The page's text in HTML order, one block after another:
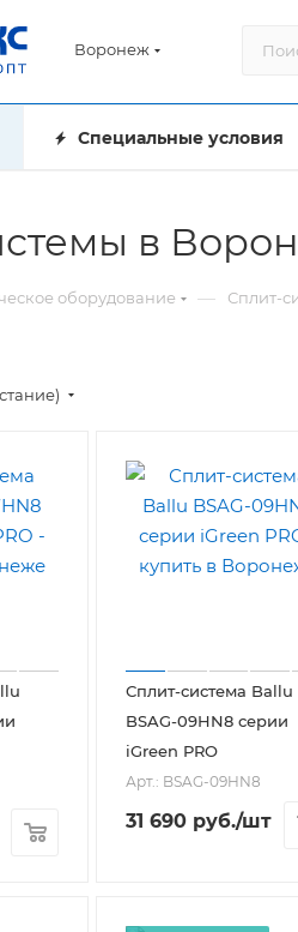
Воронеж
Специальные условия
в
оборудование — Сплит-
Сплит-система Ballu
BSAG-09HN8 серии
iGreen PRO
Арт.: BSAG-09HN8
31 690 руб./шт